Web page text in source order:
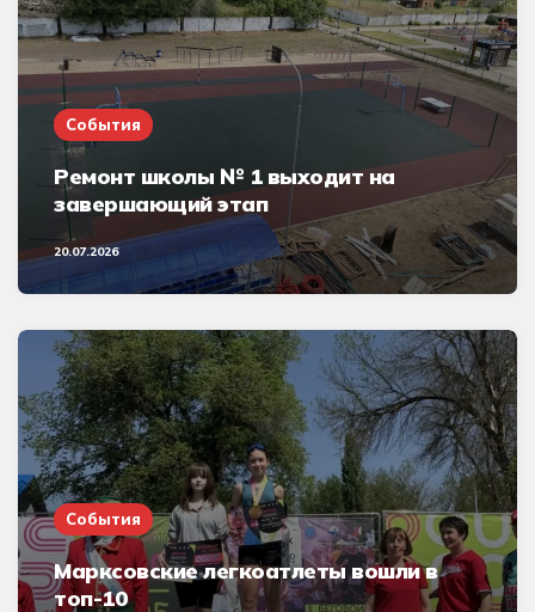
События
Ремонт школы № 1 выходит на
завершающий этап
20.07.2026
События
Марксовские легкоатлеты вошли в
топ-10